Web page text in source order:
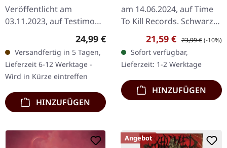
SPLATTER LP
Veröffentlicht am
03.11.2023, auf Testimony
Records. Türkis/Orange
Splatter Vinyl mit Insert.
Limitiert auf 500 Stück.
Carnal Tomb…
Regulärer Preis:
24,99 €
Versandfertig in 5 Tagen,
Lieferzeit 6-12 Werktage -
Wird in Kürze eintreffen
HINZUFÜGEN
am 14.06.2024, auf Time
To Kill Records. Schwarzes
Vinyl. Darkend kehren mit
"Viaticum" zurück, einer
eindringlichen…
Verkaufspreis:
21,59 € Regulärer Preis:
23,99 €(-10%)
Sofort verfügbar,
Lieferzeit: 1-2 Werktage
HINZUFÜGEN
Angebot